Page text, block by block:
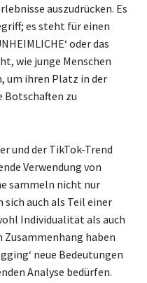
auszudrücken. Es
es steht für einen
oder das
wie junge Menschen
um ihren Platz in der
Botschaften zu
und der TikTok-Trend
Verwendung von
sammeln nicht nur
auch als Teil einer
Individualität als auch
Zusammenhang haben
neue Bedeutungen
Analyse bedürfen.